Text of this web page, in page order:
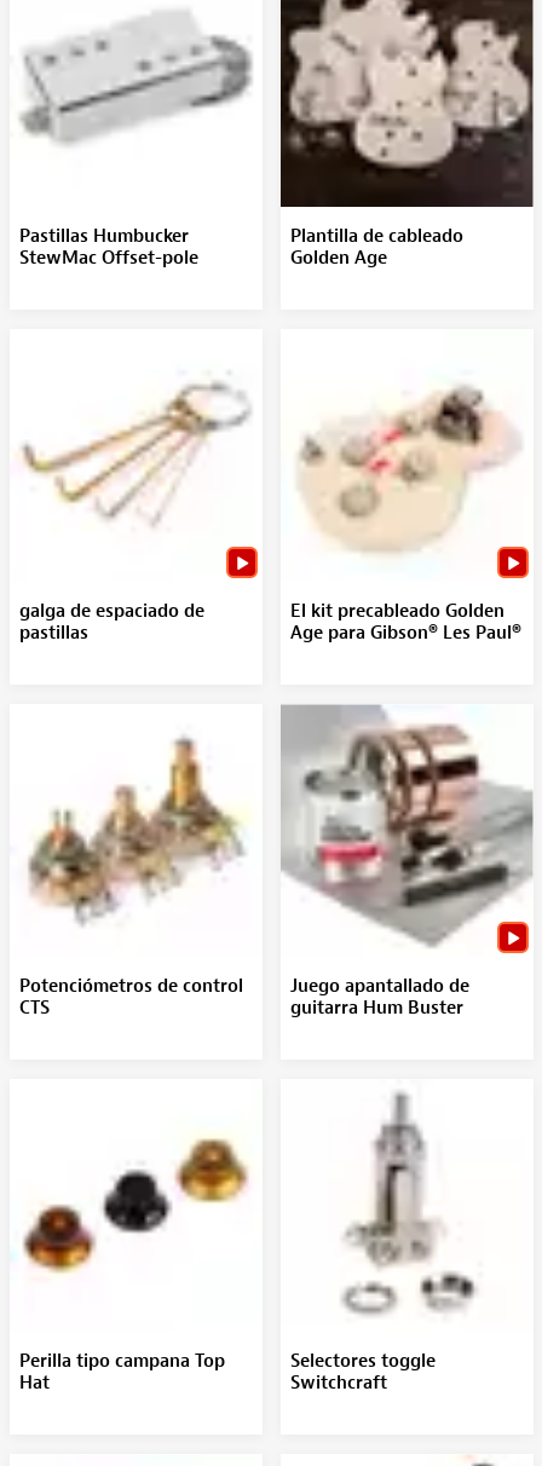
Pastillas Humbucker
StewMac Offset-pole
Plantilla de cableado
Golden Age
galga de espaciado de
pastillas
El kit precableado Golden
Age para Gibson® Les Paul®
Potenciómetros de control
CTS
Juego apantallado de
guitarra Hum Buster
Perilla tipo campana Top
Hat
Selectores toggle
Switchcraft